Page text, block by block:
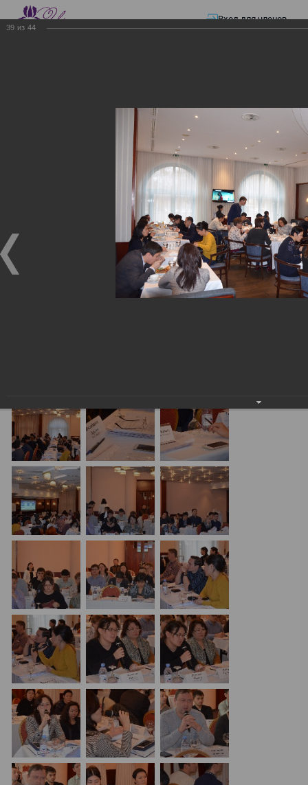
Вход для членов
Презентации —
ЭЛЕКТРОННЫЕ СЧЕТА-ФАКТУРЫ.
ЭЛЕКТРОННЫЕ СЧЕТА-
ФАКТУРЫ. ВИРТУАЛЬНЫЙ
ЭЛЕКТРОННЫЕ СЧЕТА-ФАКТУРЫ. ВИРТУАЛЬНЫЙ
СКЛАД.
Семинар с КГД и разработчиками
39 из 44